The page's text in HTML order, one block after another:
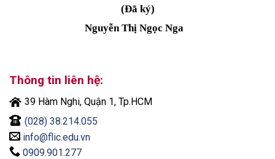
(Đã ký)
Nguyễn Thị Ngọc Nga
Thông tin liên hệ:
39 Hàm Nghi, Quận 1, Tp.HCM
(028) 38.214.055
info@flic.edu.vn
0909.901.277